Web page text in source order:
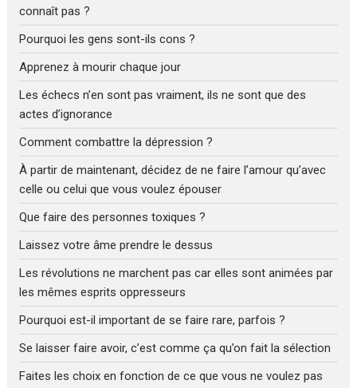
connaît pas ?
Pourquoi les gens sont-ils cons ?
Apprenez à mourir chaque jour
Les échecs n’en sont pas vraiment, ils ne sont que des
actes d’ignorance
Comment combattre la dépression ?
À partir de maintenant, décidez de ne faire l’amour qu’avec
celle ou celui que vous voulez épouser
Que faire des personnes toxiques ?
Laissez votre âme prendre le dessus
Les révolutions ne marchent pas car elles sont animées par
les mêmes esprits oppresseurs
Pourquoi est-il important de se faire rare, parfois ?
Se laisser faire avoir, c’est comme ça qu’on fait la sélection
Faites les choix en fonction de ce que vous ne voulez pas